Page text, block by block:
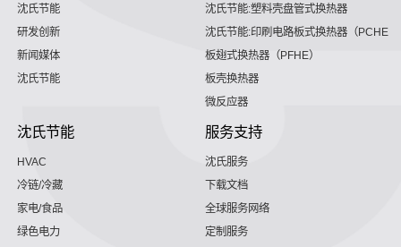
沈氏节能
研发创新
新闻媒体
沈氏节能
沈氏节能:塑料壳盘管式换热器
沈氏节能:印刷电路板式换热器（PCHE）
板翅式换热器（PFHE）
板壳换热器
微反应器
沈氏节能
HVAC
冷链/冷藏
家电/食品
绿色电力
服务支持
沈氏服务
下载文档
全球服务网络
定制服务